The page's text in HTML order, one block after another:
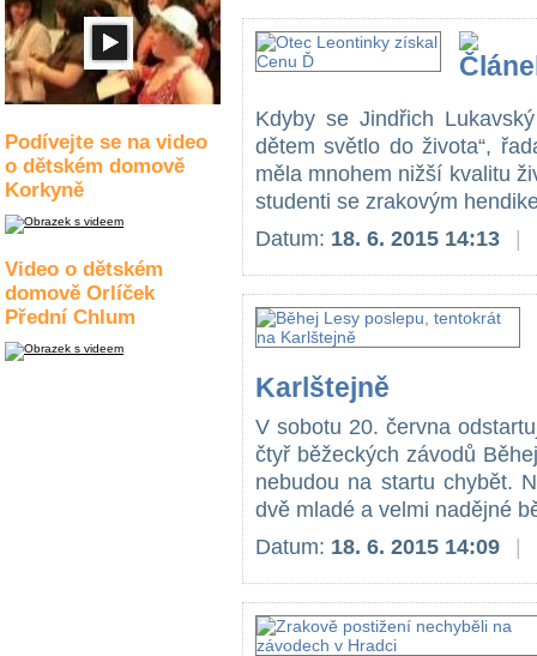
Podívejte se na video
o dětském domově
Korkyně
Video o dětském
domově Orlíček
Přední Chlum
Kdyby se Jindřich
dětem světlo do života“,
měla mnohem nižší kvalitu
studenti se zrakovým
Datum: 18. 6. 2015 14:13
Karlštejně
V sobotu 20. června
čtyř běžeckých závodů
nebudou na startu chybět.
dvě mladé a velmi nadějné
Datum: 18. 6. 2015 14:09